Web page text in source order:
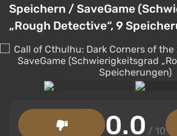
Speichern / SaveGame
„Rough Detective“, 9
0.0 / 10